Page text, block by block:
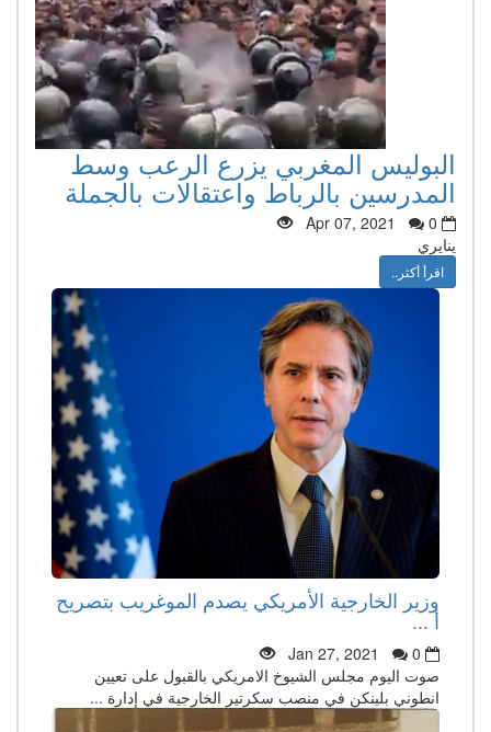
البوليس المغربي يزرع الرعب وسط
المدرسين بالرباط واعتقالات بالجملة
Apr 07, 2021
0
ينايري
اقرأ أكثر..
وزير الخارجية الأمريكي يصدم الموغريب بتصريح
أ ...
Jan 27, 2021
0
صوت اليوم مجلس الشيوخ الامريكي بالقبول على تعيين
انطوني بلينكن في منصب سكرتير الخارجية في إدارة ...